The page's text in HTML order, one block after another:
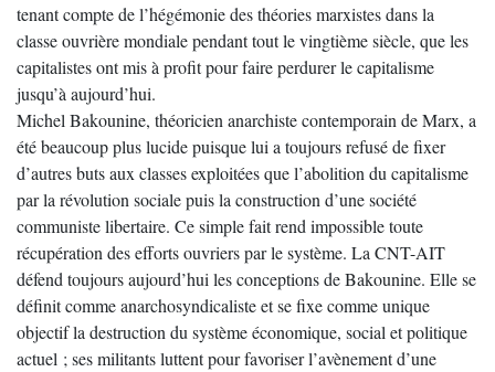
tenant compte de l’hégémonie des théories marxistes dans la
classe ouvrière mondiale pendant tout le vingtième siècle, que les
capitalistes ont mis à profit pour faire perdurer le capitalisme
jusqu’à aujourd’hui.
Michel Bakounine, théoricien anarchiste contemporain de Marx, a
été beaucoup plus lucide puisque lui a toujours refusé de fixer
d’autres buts aux classes exploitées que l’abolition du capitalisme
par la révolution sociale puis la construction d’une société
communiste libertaire. Ce simple fait rend impossible toute
récupération des efforts ouvriers par le système. La CNT-AIT
défend toujours aujourd’hui les conceptions de Bakounine. Elle se
définit comme anarchosyndicaliste et se fixe comme unique
objectif la destruction du système économique, social et politique
actuel ; ses militants luttent pour favoriser l’avènement d’une